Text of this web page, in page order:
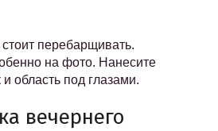
перебарщивать.
на фото. Нанесите
область под глазами.
вечернего